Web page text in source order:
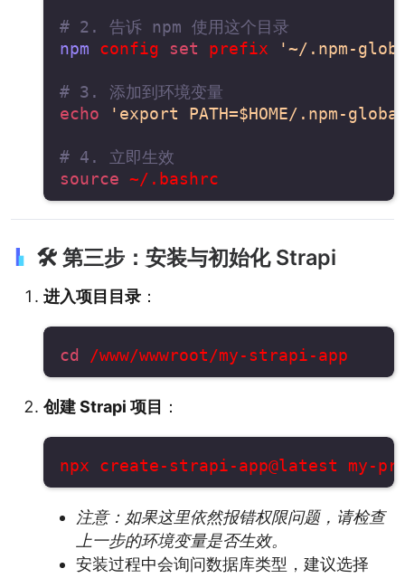
# 2. 告诉 npm 使用这个目录
npm config set prefix '~/.npm-
# 3. 添加到环境变量
echo
'export PATH=$HOME/.npm-
# 4. 立即生效
source
🛠️ 第三步：安装与初始化 Strapi
进入项目目录 ：
cd
创建 Strapi 项目 ：
注意：如果这里依然报错权限问题，请检查
上一步的环境变量是否生效。
安装过程中会询问数据库类型，建议选择